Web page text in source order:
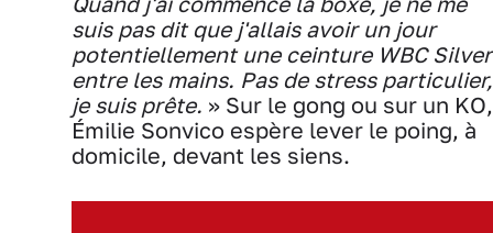
suis pas dit que j'allais avoir un jour
potentiellement une ceinture WBC Silver
entre les mains. Pas de stress particulier,
je suis prête. » Sur le gong ou sur un KO,
Émilie Sonvico espère lever le poing, à
domicile, devant les siens.